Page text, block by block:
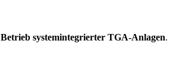
Betrieb systemintegrierter TGA-Anlagen.